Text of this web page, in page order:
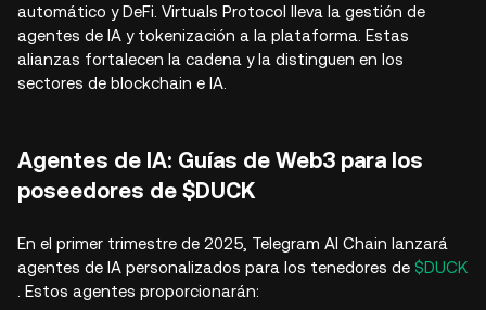
automático y DeFi. Virtuals Protocol lleva la gestión de
agentes de IA y tokenización a la plataforma. Estas
alianzas fortalecen la cadena y la distinguen en los
sectores de blockchain e IA.
Agentes de IA: Guías de Web3 para los
poseedores de $DUCK
En el primer trimestre de 2025, Telegram AI Chain lanzará
agentes de IA personalizados para los tenedores de $DUCK
. Estos agentes proporcionarán: